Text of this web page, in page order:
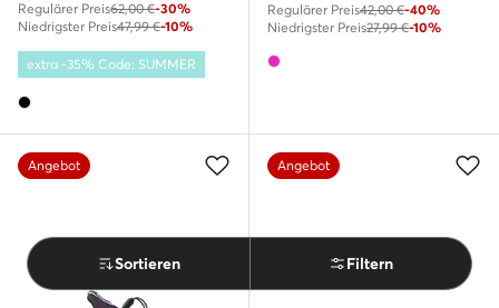
Sortieren Filtern
Regulärer Preis62,00 €-30%
Niedrigster Preis47,99 €-10%
extra -35% Code: SUMMER
Regulärer Preis42,00 €-40%
Niedrigster Preis27,99 €-10%
Angebot Angebot